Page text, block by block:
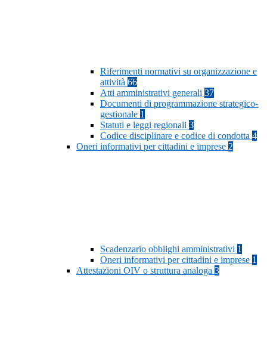
Riferimenti normativi su organizzazione e
attività 66
Atti amministrativi generali 37
Documenti di programmazione strategico-
gestionale 1
Statuti e leggi regionali 3
Codice disciplinare e codice di condotta 4
Oneri informativi per cittadini e imprese 2
Scadenzario obblighi amministrativi 1
Oneri informativi per cittadini e imprese 1
Attestazioni OIV o struttura analoga 3